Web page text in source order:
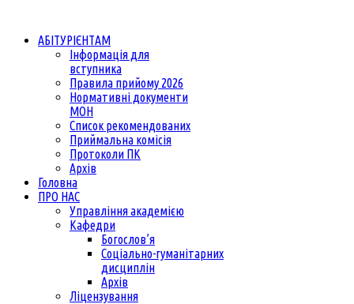
АБІТУРІЄНТАМ
Інформація для
вступника
Правила прийому 2026
Нормативні документи
МОН
Список рекомендованих
Приймальна комісія
Протоколи ПК
Архів
Головна
ПРО НАС
Управління академією
Кафедри
Богослов’я
Соціально-гуманітарних
дисциплін
Архів
Ліцензування